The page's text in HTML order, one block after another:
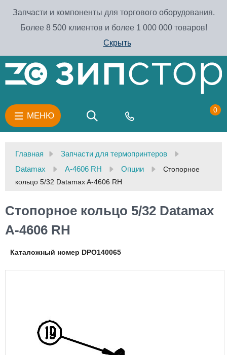
Запчасти и компоненты для торгового оборудования.
Более 8 500 клиентов и более 1 000 000 товаров!
Скрыть
МЕНЮ
0
Главная
Запчасти для термопринтеров
Datamax
A-4606 RH Опции
Стопорное
кольцо 5/32 Datamax A-4606 RH
Стопорное кольцо 5/32 Datamax
A-4606 RH
Каталожный номер DPO140065